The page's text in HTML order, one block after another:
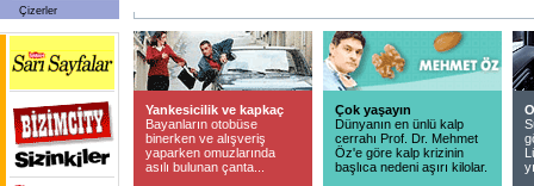
Çizerler
Yankesicilik ve kapkaç
Bayanların otobüse
binerken ve alışveriş
yaparken omuzlarında
asılı bulunan çanta...
Çok yaşayın
Dünyanın en ünlü kalp
cerrahı Prof. Dr. Mehmet
Öz'e göre kalp krizinin
başlıca nedeni aşırı kilolar.